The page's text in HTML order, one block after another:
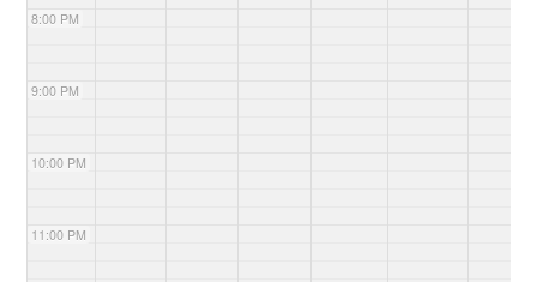
8:00 PM
9:00 PM
10:00 PM
11:00 PM